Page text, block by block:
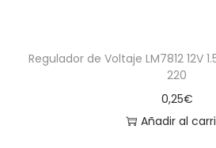
Regulador de Voltaje LM7812 12V
220
0,25€
Añadir al